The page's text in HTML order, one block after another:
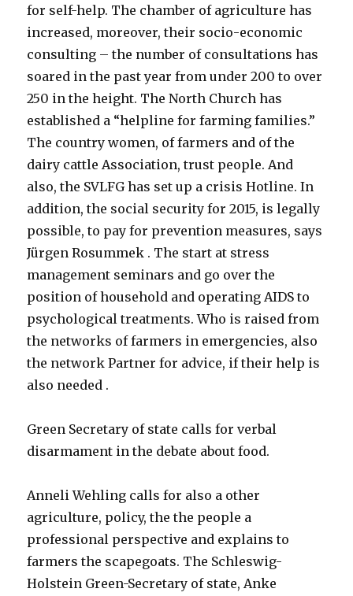
for self-help. The chamber of agriculture has
increased, moreover, their socio-economic
consulting – the number of consultations has
soared in the past year from under 200 to over
250 in the height. The North Church has
established a “helpline for farming families.”
The country women, of farmers and of the
dairy cattle Association, trust people. And
also, the SVLFG has set up a crisis Hotline. In
addition, the social security for 2015, is legally
possible, to pay for prevention measures, says
Jürgen Rosummek . The start at stress
management seminars and go over the
position of household and operating AIDS to
psychological treatments. Who is raised from
the networks of farmers in emergencies, also
the network Partner for advice, if their help is
also needed .
Green Secretary of state calls for verbal
disarmament in the debate about food.
Anneli Wehling calls for also a other
agriculture, policy, the the people a
professional perspective and explains to
farmers the scapegoats. The Schleswig-
Holstein Green-Secretary of state, Anke